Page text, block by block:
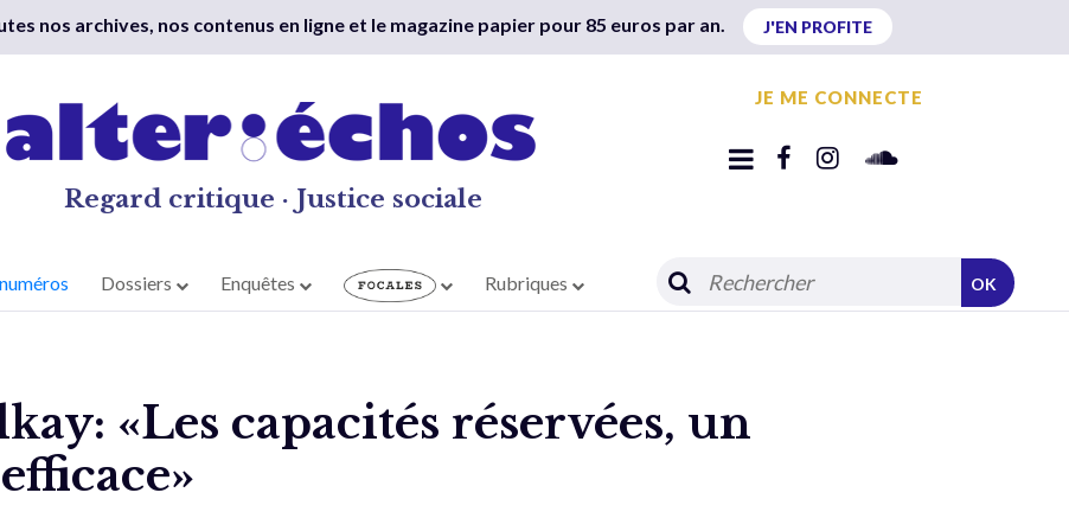
nos archives, nos contenus en ligne et le magazine papier pour 85 euros par an. J'EN PROFITE
Regard critique · Justice sociale
JE ME CONNECTE
Dossiers Enquêtes Rubriques OK
«Les capacités réservées, un